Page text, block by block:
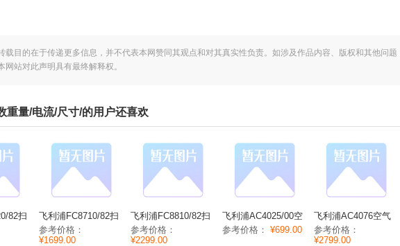
载目的在于传递更多信息，并不代表本网赞同其观点和对其真实性负责。如涉及作品内容、版权和其他问题
站对此声明具有最终解释权。
重量/电流/尺寸/的用户还喜欢
82扫
源/
飞利浦FC8710/82扫
地机参数容积/电源/
速度
参考价格：
¥1699.00
飞利浦FC8810/82扫
地机参数噪音/容积/
电源
参考价格：
¥2299.00
飞利浦AC4025/00空
气净化器参数尺寸/重
量/电压
参考价格： ¥699.00
飞利浦AC4076空气
净化器参数功率/尺
寸/重量
参考价格：
¥2799.00